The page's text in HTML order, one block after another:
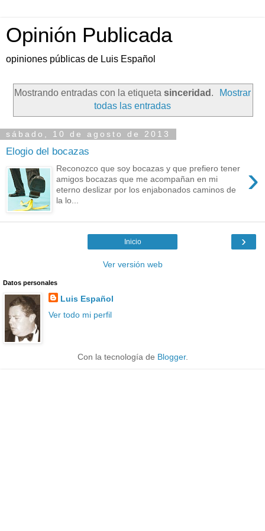
Opinión Publicada
opiniones públicas de Luis Español
Mostrando entradas con la etiqueta sinceridad .
Mostrar
todas las entradas
sábado, 10 de agosto de 2013
Elogio del bocazas
›
Reconozco que soy bocazas y que prefiero tener
amigos bocazas que me acompañan en mi
eterno deslizar por los enjabonados caminos de
la lo...
›
Inicio
Ver versión web
Datos personales
Luis Español
Ver todo mi perfil
Con la tecnología de Blogger.